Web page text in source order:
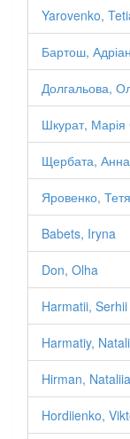
Yarovenko,
Бартош,
Долгальова,
Шкурат, Марія
Щербата,
Яровенко,
Babets, Iryna
Don, Olha
Harmatii, Serhii
Harmatiy,
Hirman, Nataliia
Hordiienko,